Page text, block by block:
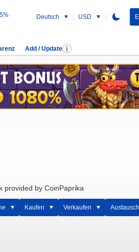
Deutsch USD
Add / Update
provided by CoinPaprika
Kaufen Verkaufen Austausch